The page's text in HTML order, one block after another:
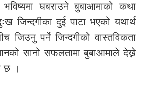
भविष्यमा घबराउने बुबाआमाको कथा
जिन्दगीका दुई पाटा भएको यथार्थ
जिउनु पर्ने जिन्दगीको वास्तविकता
सानो सफलतामा बुबाआमाले देख्ने
छ ।